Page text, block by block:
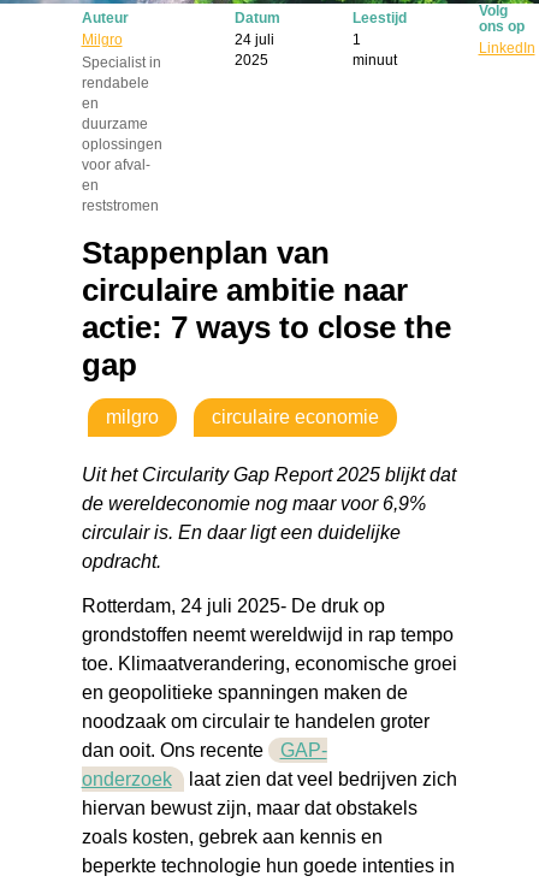
Auteur
Milgro
Specialist in
rendabele
en
duurzame
oplossingen
voor afval-
en
reststromen
Datum
24 juli
2025
Leestijd
1
minuut
Volg
ons op
LinkedIn
Stappenplan van
circulaire ambitie naar
actie: 7 ways to close the
gap
milgro circulaire economie
Uit het Circularity Gap Report 2025 blijkt dat
de wereldeconomie nog maar voor 6,9%
circulair is. En daar ligt een duidelijke
opdracht.
Rotterdam, 24 juli 2025- De druk op
grondstoffen neemt wereldwijd in rap tempo
toe. Klimaatverandering, economische groei
en geopolitieke spanningen maken de
noodzaak om circulair te handelen groter
dan ooit. Ons recente
GAP-
onderzoek
laat zien dat veel bedrijven zich
hiervan bewust zijn, maar dat obstakels
zoals kosten, gebrek aan kennis en
beperkte technologie hun goede intenties in